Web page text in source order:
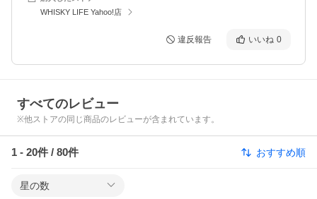
WHISKY LIFE Yahoo!店
違反報告 いいね 0
すべてのレビュー
※他ストアの同じ商品のレビューが含まれています。
1 - 20件 / 80件 おすすめ順
星の数